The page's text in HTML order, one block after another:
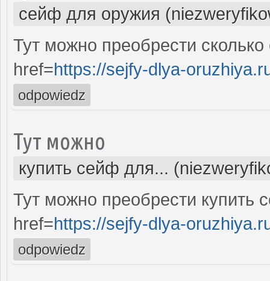
сейф для оружия
Тут можно преобрести
href=https://sejfy-dlya-
odpowiedz
Тут можно
купить сейф для...
Тут можно преобрести купить
href=https://sejfy-dlya-
odpowiedz